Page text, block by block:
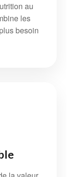
au
les
besoin